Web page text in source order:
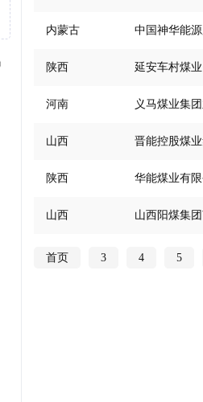
内蒙古 中国神华能
陕西 延安车村煤
河南 义马煤业集
山西 晋能控股煤
陕西 华能煤业有
山西 山西阳煤集
首页 3 4 5